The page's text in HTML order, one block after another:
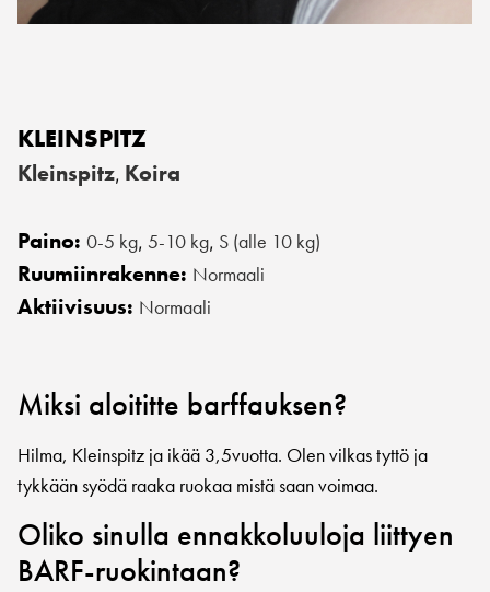
KLEINSPITZ
Kleinspitz, Koira
Paino: 0-5 kg, 5-10 kg, S (alle 10 kg)
Ruumiinrakenne: Normaali
Aktiivisuus: Normaali
Miksi aloititte barffauksen?
Hilma, Kleinspitz ja ikää 3,5vuotta. Olen vilkas tyttö ja
tykkään syödä raaka ruokaa mistä saan voimaa.
Oliko sinulla ennakkoluuloja liittyen
BARF-ruokintaan?